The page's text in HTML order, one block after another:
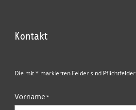
Kontakt
Die mit * markierten Felder sind Pflichtfelder
Vorname*